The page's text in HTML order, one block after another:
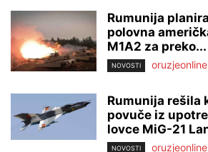
Rumunija
polovna
M1A2 za preko...
NOVOSTI oruzjeonline
Rumunija rešila
povuče iz
lovce MiG-21
NOVOSTI oruzjeonline